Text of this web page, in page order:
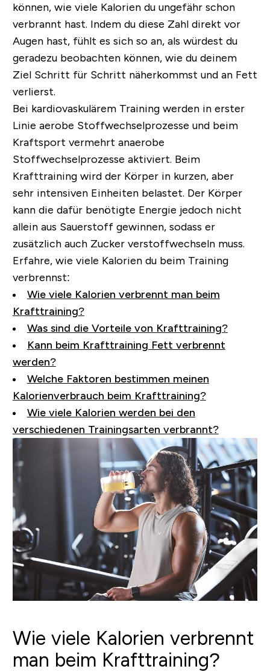
können, wie viele Kalorien du ungefähr schon
verbrannt hast. Indem du diese Zahl direkt vor
Augen hast, fühlt es sich so an, als würdest du
geradezu beobachten können, wie du deinem
Ziel Schritt für Schritt näherkommst und an Fett
verlierst.
Bei kardiovaskulärem Training werden in erster
Linie aerobe Stoffwechselprozesse und beim
Kraftsport vermehrt anaerobe
Stoffwechselprozesse aktiviert. Beim
Krafttraining wird der Körper in kurzen, aber
sehr intensiven Einheiten belastet. Der Körper
kann die dafür benötigte Energie jedoch nicht
allein aus Sauerstoff gewinnen, sodass er
zusätzlich auch Zucker verstoffwechseln muss.
Erfahre, wie viele Kalorien du beim Training
verbrennst:
Wie viele Kalorien verbrennt man beim
Krafttraining?
Was sind die Vorteile von Krafttraining?
Kann beim Krafttraining Fett verbrennt
werden?
Welche Faktoren bestimmen meinen
Kalorienverbrauch beim Krafttraining?
Wie viele Kalorien werden bei den
verschiedenen Trainingsarten verbrannt?
Wie viele Kalorien verbrennt
man beim Krafttraining?